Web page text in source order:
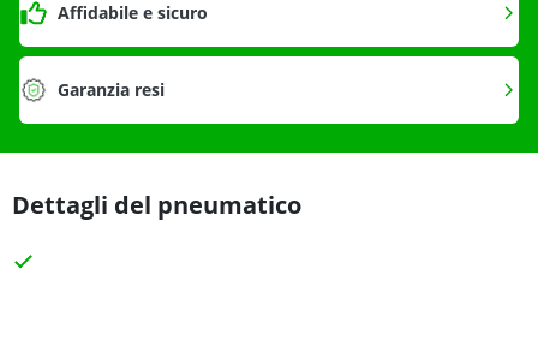
Affidabile e sicuro
Garanzia resi
Dettagli del pneumatico